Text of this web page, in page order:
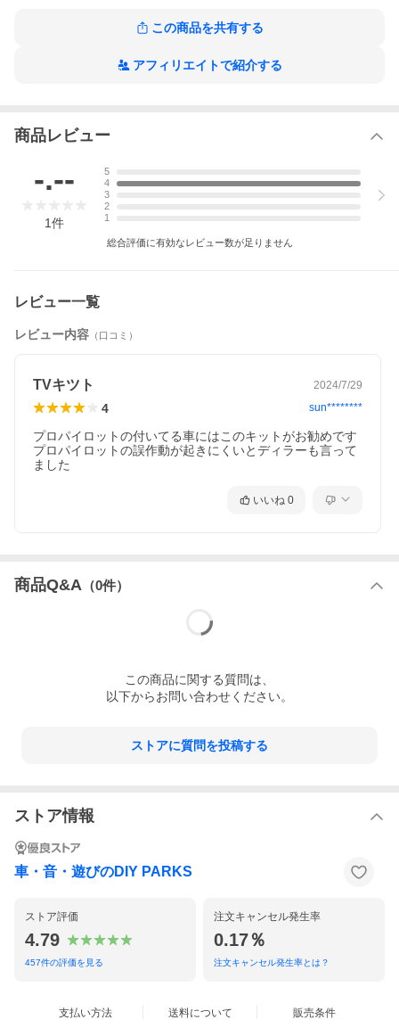
B】NTC-33をお選び下さい。
※上記適合は2026年7月時点の情報に基づいております。
この商品を共有する
アフィリエイトで紹介する
商品レビュー
-.--
1件
5
4
3
2
1
総合評価に有効なレビュー数が足りません
レビュー一覧
レビュー内容 （口コミ）
TVキツト 2024/7/29
4 sun********
プロパイロットの付いてる車にはこのキットがお勧めです
プロパイロットの誤作動が起きにくいとディラーも言って
ました
いいね 0
商品Q&A （0件）
この商品に関する質問は、
以下からお問い合わせください。
ストアに質問を投稿する
ストア情報
車・音・遊びのDIY PARKS
ストア評価
4.79
457件の評価を見る
注文キャンセル発生率
0.17％
注文キャンセル発生率とは？
支払い方法 送料について 販売条件